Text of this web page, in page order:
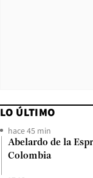
LO ÚLTIMO
hace 45 min
Abelardo de la
Colombia